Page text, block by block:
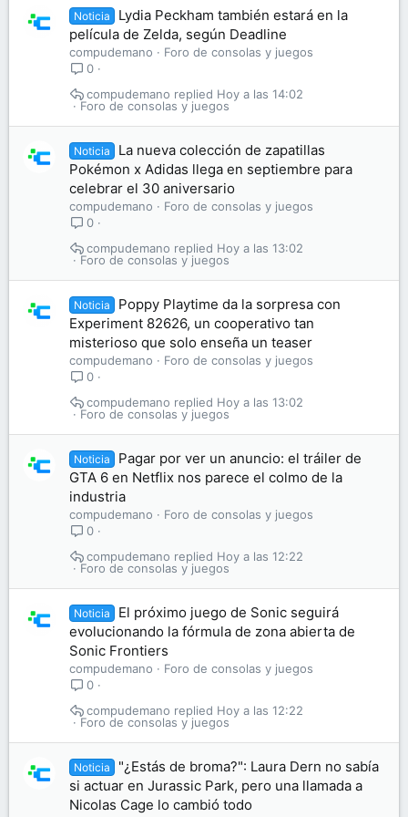
Noticia
Lydia Peckham también estará en la
película de Zelda, según Deadline
compudemano
Foro de consolas y juegos
0
Foro de consolas y juegos
Hoy a las 14:02
compudemano
Noticia
La nueva colección de zapatillas
Pokémon x Adidas llega en septiembre para
celebrar el 30 aniversario
compudemano
Foro de consolas y juegos
0
Foro de consolas y juegos
Hoy a las 13:02
compudemano
Noticia
Poppy Playtime da la sorpresa con
Experiment 82626, un cooperativo tan
misterioso que solo enseña un teaser
compudemano
Foro de consolas y juegos
0
Foro de consolas y juegos
Hoy a las 13:02
compudemano
Noticia
Pagar por ver un anuncio: el tráiler de
GTA 6 en Netflix nos parece el colmo de la
industria
compudemano
Foro de consolas y juegos
0
Foro de consolas y juegos
Hoy a las 12:22
compudemano
Noticia
El próximo juego de Sonic seguirá
evolucionando la fórmula de zona abierta de
Sonic Frontiers
compudemano
Foro de consolas y juegos
0
Foro de consolas y juegos
Hoy a las 12:22
compudemano
Noticia
"¿Estás de broma?": Laura Dern no sabía
si actuar en Jurassic Park, pero una llamada a
Nicolas Cage lo cambió todo